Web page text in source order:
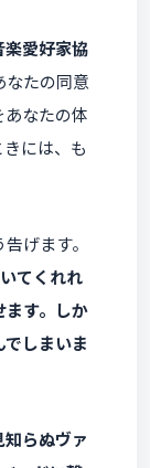
楽愛好家協
なたの同意
なたの体
には、も
げます。
てくれれ
ます。しか
しまいま
知らぬヴァ